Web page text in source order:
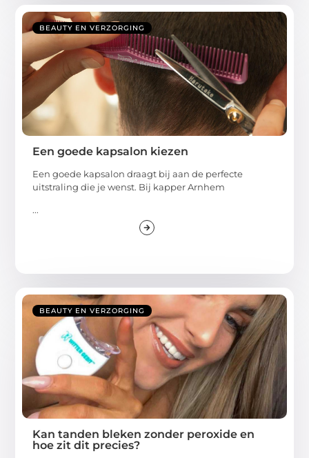
BEAUTY EN VERZORGING
Een goede kapsalon kiezen
Een goede kapsalon draagt bij aan de perfecte
uitstraling die je wenst. Bij kapper Arnhem
...
BEAUTY EN VERZORGING
Kan tanden bleken zonder peroxide en
hoe zit dit precies?